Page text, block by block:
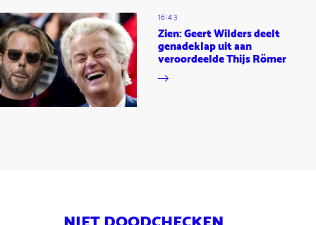
16:43
Zien: Geert Wilders deelt
genadeklap uit aan
veroordeelde Thijs Römer